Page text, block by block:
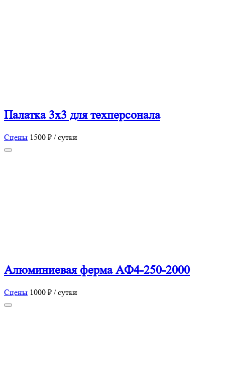
Палатка 3х3 для техперсонала
Сцены 1500 ₽ / сутки
Алюминиевая ферма AФ4-250-2000
Сцены 1000 ₽ / сутки